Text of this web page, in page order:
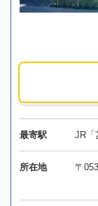
最寄駅 JR「
所在地 〒